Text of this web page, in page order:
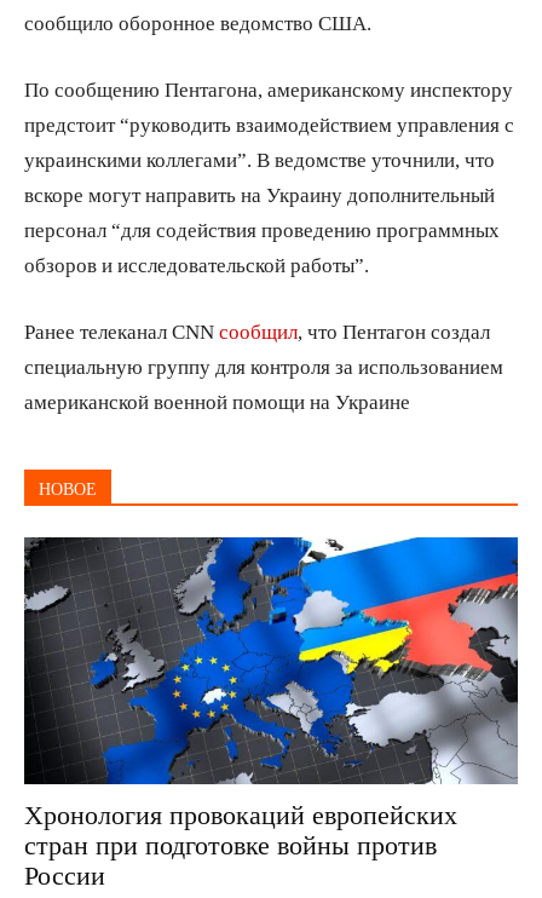
сообщило оборонное ведомство США.
По сообщению Пентагона, американскому инспектору
предстоит “руководить взаимодействием управления с
украинскими коллегами”. В ведомстве уточнили, что
вскоре могут направить на Украину дополнительный
персонал “для содействия проведению программных
обзоров и исследовательской работы”.
Ранее телеканал CNN сообщил , что Пентагон создал
специальную группу для контроля за использованием
американской военной помощи на Украине
НОВОЕ
Хронология провокаций европейских
стран при подготовке войны против
России